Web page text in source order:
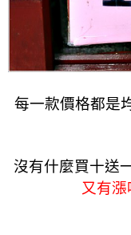
每一款價格都是
沒有什麼買十送
又有漲